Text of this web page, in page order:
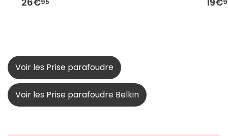
Voir les Prise parafoudre
Voir les Prise parafoudre Belkin